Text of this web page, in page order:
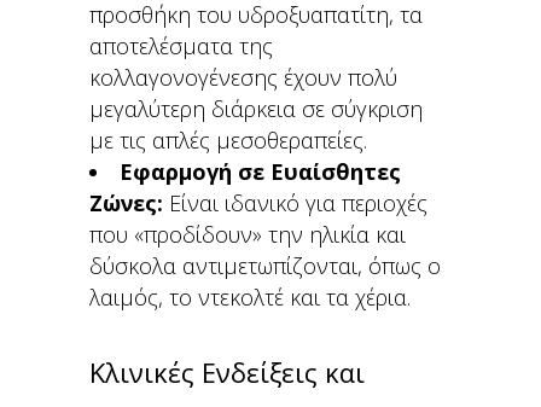
προσθήκη του υδροξυαπατίτη, τα
αποτελέσματα της
κολλαγονογένεσης έχουν πολύ
μεγαλύτερη διάρκεια σε σύγκριση
με τις απλές μεσοθεραπείες.
Εφαρμογή σε Ευαίσθητες
Ζώνες: Είναι ιδανικό για περιοχές
που «προδίδουν» την ηλικία και
δύσκολα αντιμετωπίζονται, όπως ο
λαιμός, το ντεκολτέ και τα χέρια.
Κλινικές Ενδείξεις και